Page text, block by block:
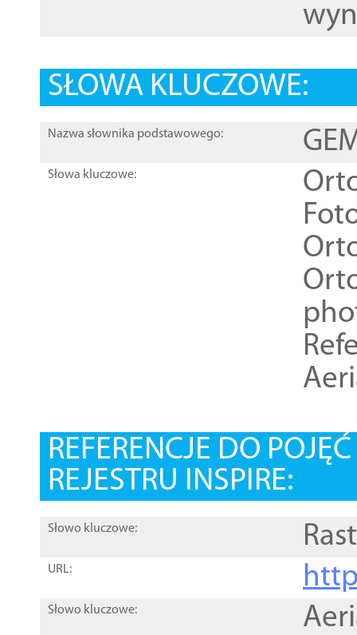
SŁOWA KLUCZOWE:
Nazwa słownika podstawowego:
Słowa kluczowe:
REFERENCJE DO
REJESTRU INSPIRE:
Słowo kluczowe:
URL:
Słowo kluczowe: